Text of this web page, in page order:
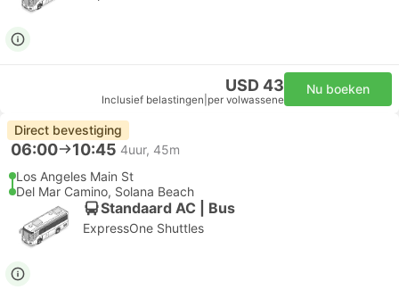
USD 43
Inclusief belastingen per volwassene
Nu boeken
Direct bevestiging
06:00 10:45 4uur, 45m
Los Angeles Main St
Del Mar Camino, Solana Beach
Standaard AC | Bus
ExpressOne Shuttles